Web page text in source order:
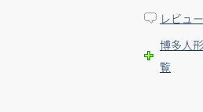
レビュ
博多人
覧